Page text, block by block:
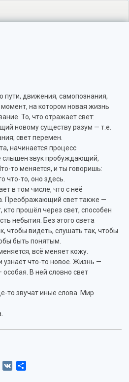
пути, движения, самопознания,
на котором новая жизнь
То, что отражает свет:
новому существу разум — т.е.
свет перемен.
начинается процесс
слышен звук пробуждающий,
то меняется, и ты говоришь:
что-то, оно здесь.
в том числе, что с неё
Преображающий свет также —
кто прошёл через свет, способен
небытия. Без этого света
чтобы видеть, слушать так, чтобы
быть понятым.
всё меняет кожу.
узнаёт что-то новое. Жизнь —
В ней словно свет
то звучат иные слова. Мир
Tumblr
VK